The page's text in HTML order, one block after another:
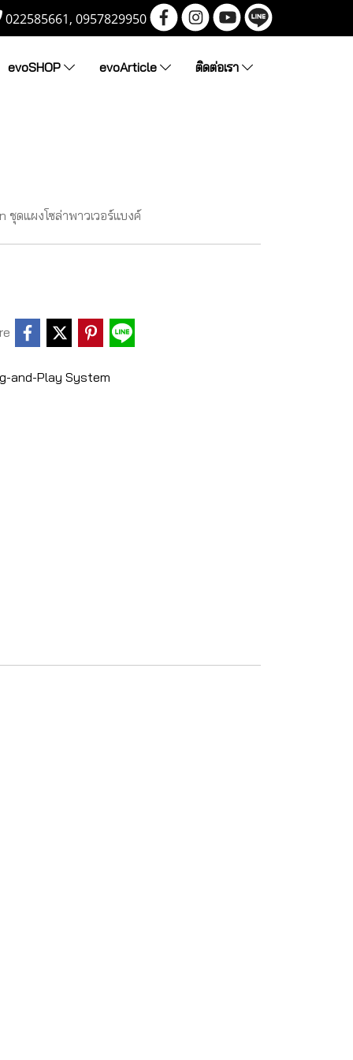
022585661, 0957829950
evoSHOP evoArticle ติดต่อเรา
ชุดแผงโซล่าพาวเวอร์แบงค์
and-Play System